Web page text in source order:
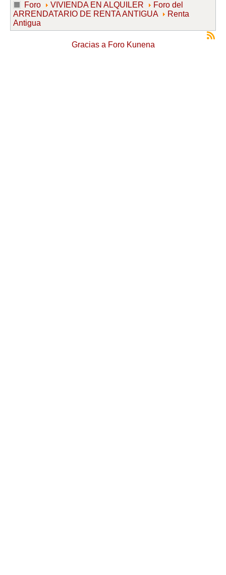
Foro VIVIENDA EN ALQUILER
Foro del
ARRENDATARIO DE RENTA ANTIGUA
Renta
Antigua
Gracias a Foro Kunena